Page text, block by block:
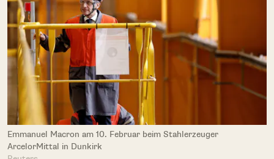
Emmanuel Macron am 10. Februar beim Stahlerzeuger
ArcelorMittal in Dunkirk